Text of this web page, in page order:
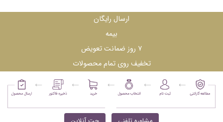
ارسال رایگان
بیمه
۷ روز ضمانت تعویض
تخفیف روی تمام محصولات